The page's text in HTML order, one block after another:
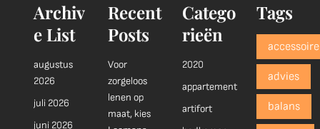
Archiv
e List
augustus
2026
juli 2026
juni 2026
Recent
Posts
Voor
zorgeloos
lenen op
maat, kies
Catego
rieën
2020
appartement
artifort
Tags
advies
balans